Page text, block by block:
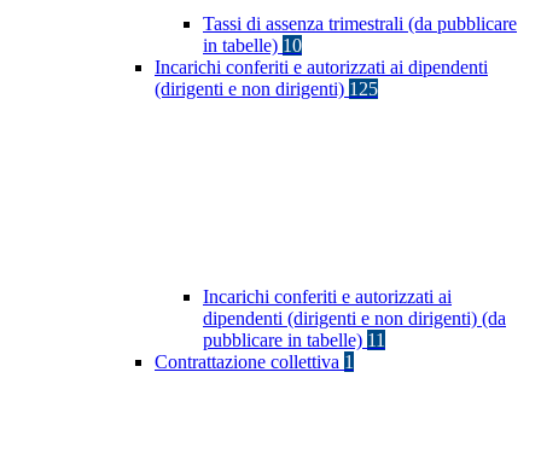
Tassi di assenza trimestrali (da pubblicare
in tabelle) 10
Incarichi conferiti e autorizzati ai dipendenti
(dirigenti e non dirigenti) 125
Incarichi conferiti e autorizzati ai
dipendenti (dirigenti e non dirigenti) (da
pubblicare in tabelle) 11
Contrattazione collettiva 1